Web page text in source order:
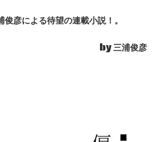
彦による待望の連載小説！。
by 三浦俊彦